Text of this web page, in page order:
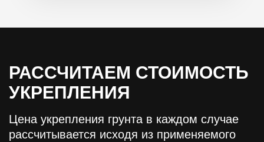
РАССЧИТАЕМ СТОИМОСТЬ
УКРЕПЛЕНИЯ
Цена укрепления грунта в каждом случае
рассчитывается исходя из применяемого